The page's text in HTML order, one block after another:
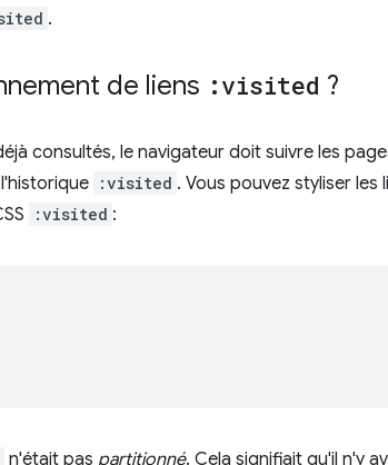
.
de liens :visited ?
consultés, le navigateur doit suivre les
:visited . Vous pouvez styliser
:visited :
n'était pas partitionné. Cela signifiait qu'il n'y